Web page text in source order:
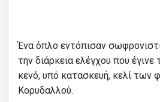
Ένα όπλο εντόπισαν
την διάρκεια ελέγχου που
κενό, υπό κατασκευή, κελί των
Κορυδαλλού.